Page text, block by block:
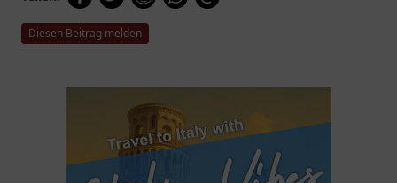
Diesen Beitrag melden